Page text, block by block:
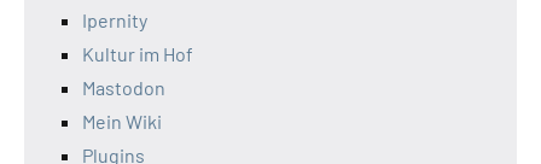
Ipernity
Kultur im Hof
Mastodon
Mein Wiki
Plugins